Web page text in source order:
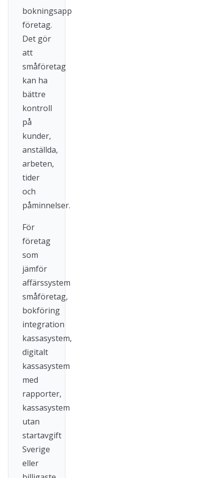
bokningsapp
företag.
Det gör
att
småföretag
kan ha
bättre
kontroll
på
kunder,
anställda,
arbeten,
tider
och
påminnelser.
För
företag
som
jämför
affärssystem
småföretag,
bokföring
integration
kassasystem,
digitalt
kassasystem
med
rapporter,
kassasystem
utan
startavgift
Sverige
eller